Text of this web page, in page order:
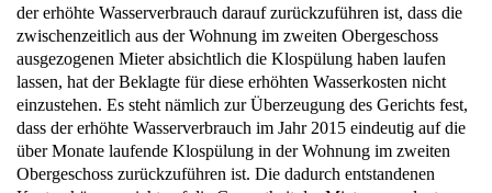
der erhöhte Wasserverbrauch darauf zurückzuführen ist, dass die
zwischenzeitlich aus der Wohnung im zweiten Obergeschoss
ausgezogenen Mieter absichtlich die Klospülung haben laufen
lassen, hat der Beklagte für diese erhöhten Wasserkosten nicht
einzustehen. Es steht nämlich zur Überzeugung des Gerichts fest,
dass der erhöhte Wasserverbrauch im Jahr 2015 eindeutig auf die
über Monate laufende Klospülung in der Wohnung im zweiten
Obergeschoss zurückzuführen ist. Die dadurch entstandenen